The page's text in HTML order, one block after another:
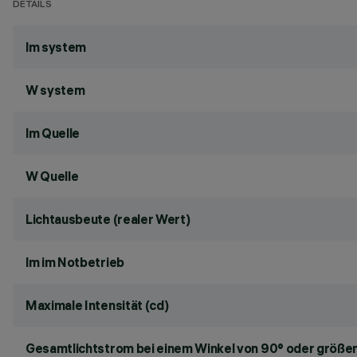
DETAILS
lm system
W system
lm Quelle
W Quelle
Lichtausbeute (realer Wert)
lm im Notbetrieb
Maximale Intensität (cd)
Gesamtlichtstrom bei einem Winkel von 90° oder